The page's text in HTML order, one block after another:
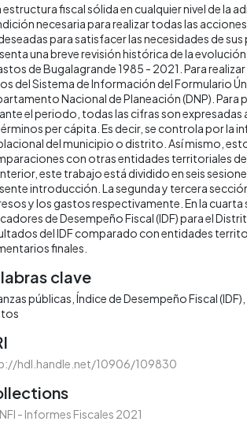
estructura fiscal sólida en cualquier nivel de la
necesaria para realizar todas las
para satisfacer las necesidades de
una breve revisión histórica de la
de Bugalagrande 1985 - 2021. Para
del Sistema de Información del Formulario
Nacional de Planeación (DNP).
el periodo, todas las cifras son
per cápita. Es decir, se controla por la
del municipio o distrito. Así mismo,
con otras entidades territoriales
este trabajo está dividido en seis
introducción. La segunda y tercera
y los gastos respectivamente. En la cuarta
de Desempeño Fiscal (IDF) para el
del IDF comparado con entidades
finales.
clave
públicas Índice de Desempeño Fiscal (IDF)
hdl.handle.net/10906/109830
- Informes Fiscales 2021